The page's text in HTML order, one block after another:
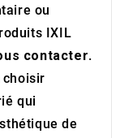
ou
IXIL
contacter.
choisir
qui
de